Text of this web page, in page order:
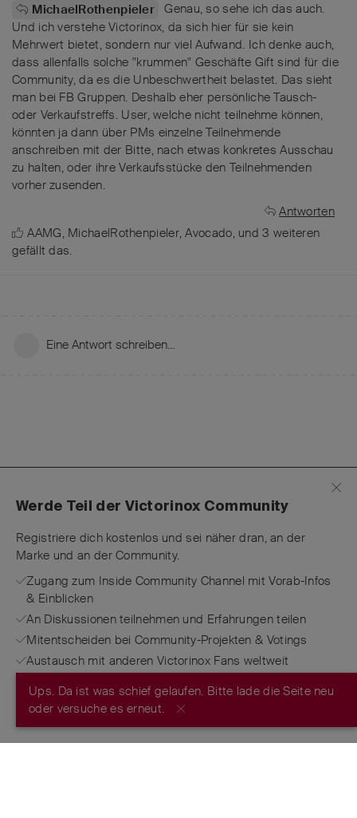
MichaelRothenpieler Genau, so sehe ich das auch.
Und ich verstehe Victorinox, da sich hier für sie kein
Mehrwert bietet, sondern nur viel Aufwand. Ich denke auch,
dass allenfalls solche "krummen" Geschäfte Gift sind für die
Community, da es die Unbeschwertheit belastet. Das sieht
man bei FB Gruppen. Deshalb eher persönliche Tausch-
oder Verkaufstreffs. User, welche nicht teilnehme können,
könnten ja dann über PMs einzelne Teilnehmende
anschreiben mit der Bitte, nach etwas konkretes Ausschau
zu halten, oder ihre Verkaufsstücke den Teilnehmenden
vorher zusenden.
Antworten
AAMG, MichaelRothenpieler,Avocado, und3 weiteren
gefällt das.
Eine Antwort schreiben…
Ups. Da ist was schief gelaufen. Bitte lade die Seite neu
oder versuche es erneut.
Werde Teil der Victorinox Community
Registriere dich kostenlos und sei näher dran, an der
Marke und an der Community.
Zugang zum Inside Community Channel mit Vorab-Infos
& Einblicken
An Diskussionen teilnehmen und Erfahrungen teilen
Mitentscheiden bei Community-Projekten & Votings
Austausch mit anderen Victorinox Fans weltweit
JETZT REGISTRIEREN